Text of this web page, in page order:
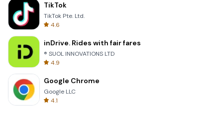
TikTok
TikTok Pte. Ltd.
4.6
inDrive. Rides with fair fares
® SUOL INNOVATIONS LTD
4.9
Google Chrome
Google LLC
4.1